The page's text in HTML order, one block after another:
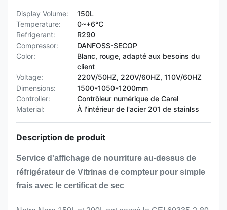
Display Volume:
150L
Temperature:
0~+6℃
Refrigerant:
R290
Compressor:
DANFOSS-SECOP
Color:
Blanc, rouge, adapté aux besoins du
client
Voltage:
220V/50HZ, 220V/60HZ, 110V/60HZ
Dimensions:
1500*1050*1200mm
Controller:
Contrôleur numérique de Carel
Material:
À l'intérieur de l'acier 201 de stainlss
Description de produit
Service d'affichage de nourriture au-dessus de
réfrigérateur de Vitrinas de compteur pour simple
frais avec le certificat de sec